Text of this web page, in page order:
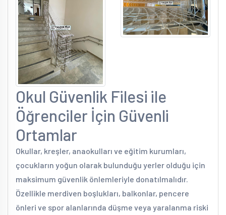
Okul Güvenlik Filesi ile
Öğrenciler İçin Güvenli
Ortamlar
Okullar, kreşler, anaokulları ve eğitim kurumları,
çocukların yoğun olarak bulunduğu yerler olduğu için
maksimum güvenlik önlemleriyle donatılmalıdır.
Özellikle merdiven boşlukları, balkonlar, pencere
önleri ve spor alanlarında düşme veya yaralanma riski